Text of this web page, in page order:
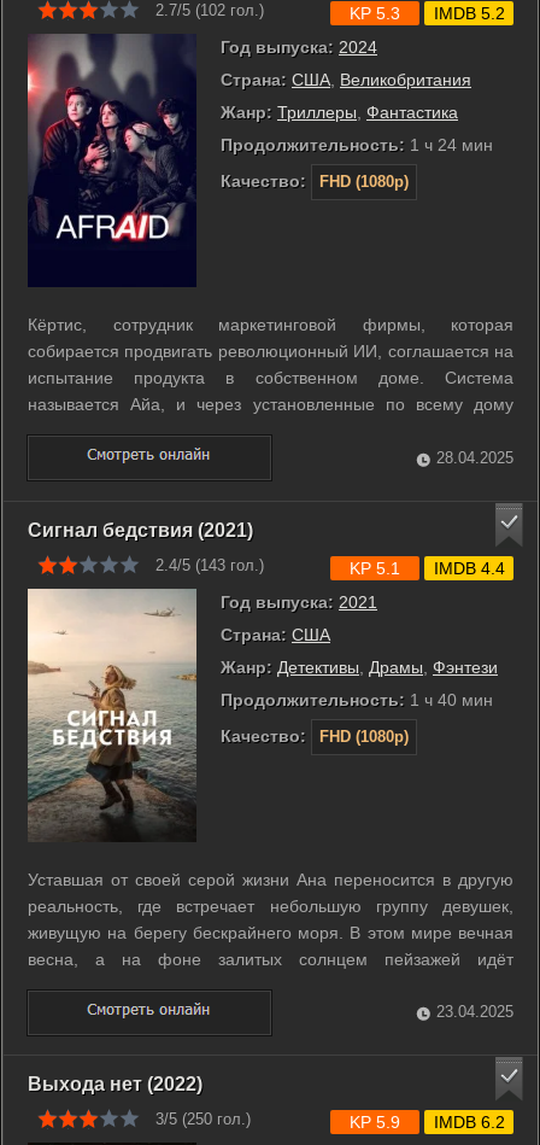
2.7/5 (102 гол.)
Год выпуска: 2024
Страна: США, Великобритания
Жанр: Триллеры, Фантастика
Продолжительность: 1 ч 24 мин
Качество:
FHD (1080p)
KP 5.3 IMDB 5.2
Кёртис, сотрудник маркетинговой фирмы, которая
собирается продвигать революционный ИИ, соглашается на
испытание продукта в собственном доме. Система
называется Айа, и через установленные по всему дому
датчики она подстраивается под нужды своей новой семьи -
Кёртиса, его жены и троих детей. Первоначальный скепсис
домашних сменяется восторгом, когда ...
28.04.2025
Сигнал бедствия (2021)
2.4/5 (143 гол.)
Год выпуска: 2021
Страна: США
Жанр: Детективы Драмы Фэнтези
Продолжительность: 1 ч 40 мин
Качество:
FHD (1080p)
KP 5.1 IMDB 4.4
Уставшая от своей серой жизни Ана переносится в другую
реальность, где встречает небольшую группу девушек,
живущую на берегу бескрайнего моря. В этом мире вечная
весна, а на фоне залитых солнцем пейзажей идёт
бесконечная война. Подобно сиренам, девушки посылают
сигналы бедствия, обрекая несчастных моряков на
погибель. Но когда ситуация начинает ...
23.04.2025
Выхода нет (2022)
3/5 (250 гол.) KP 5.9 IMDB 6.2